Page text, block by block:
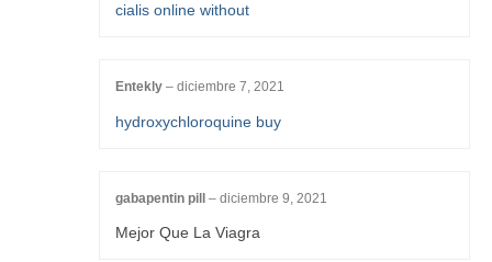
cialis online without
Entekly – diciembre 7, 2021
hydroxychloroquine buy
gabapentin pill – diciembre 9, 2021
Mejor Que La Viagra